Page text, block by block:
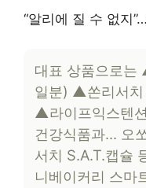
“알리에 질 수 없지
대표 상품으로
일분) ▲쏜리서치
▲라이프익스텐
건강식품과… 오
서치 S.A.T.캡슐
니베이커리 스마